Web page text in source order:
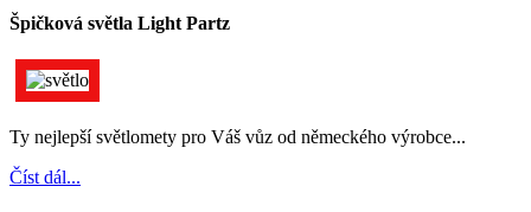
Špičková světla Light Partz
Ty nejlepší světlomety pro Váš vůz od německého výrobce...
Číst dál...